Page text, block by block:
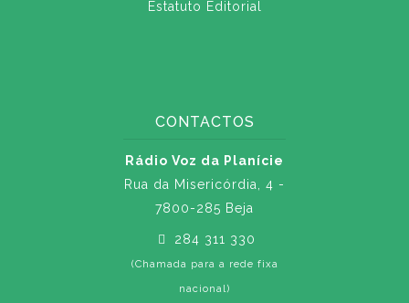
Estatuto Editorial
CONTACTOS
Rádio Voz da Planície
Rua da Misericórdia, 4 -
7800-285 Beja
284 311 330
(Chamada para a rede fixa
nacional)